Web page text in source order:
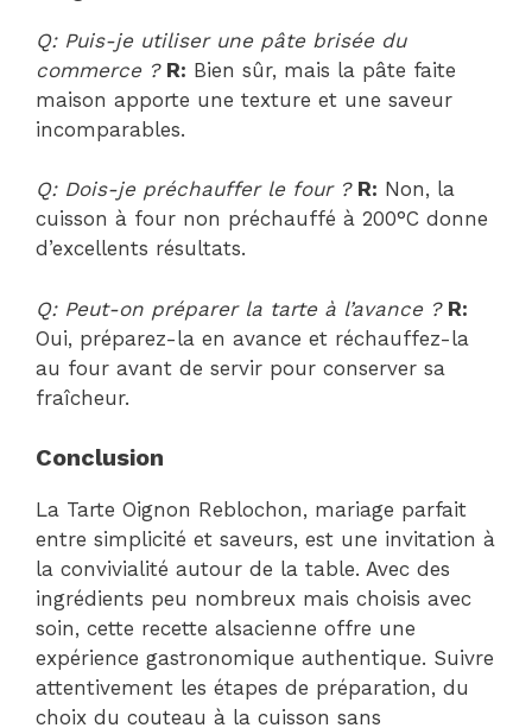
Q: Puis-je utiliser une pâte brisée du
commerce ? R: Bien sûr, mais la pâte faite
maison apporte une texture et une saveur
incomparables.
Q: Dois-je préchauffer le four ? R: Non, la
cuisson à four non préchauffé à 200°C donne
d’excellents résultats.
Q: Peut-on préparer la tarte à l’avance ? R:
Oui, préparez-la en avance et réchauffez-la
au four avant de servir pour conserver sa
fraîcheur.
Conclusion
La Tarte Oignon Reblochon, mariage parfait
entre simplicité et saveurs, est une invitation à
la convivialité autour de la table. Avec des
ingrédients peu nombreux mais choisis avec
soin, cette recette alsacienne offre une
expérience gastronomique authentique. Suivre
attentivement les étapes de préparation, du
choix du couteau à la cuisson sans